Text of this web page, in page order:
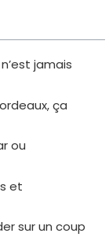
jamais
ça
ou
et
sur un coup